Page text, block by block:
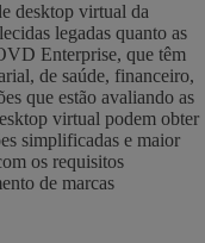
desktop virtual da
legadas quanto as
Enterprise, que têm
de saúde, financeiro,
que estão avaliando as
virtual podem obter
simplificadas e maior
os requisitos
de marcas